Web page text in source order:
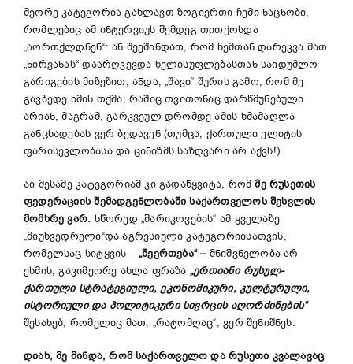
მეორე კატეგორია გახლავთ ზოგიერთი ჩემი ნაცნობი,
რომლებიც ამ ინტერვიუს შემდეგ თითქოსდა
„აორთქლდნენ“: ან შეეშინდათ, რომ ჩემთან დარეკვა მათ
„ნირვანას“ დაარღვევდა ხელისუფლებასთან საიდუმლო
გარიგების მიზეზით, ანდა, „შავი“ შურის გამო, რომ მე
გავბედე იმის თქმა, რაშიც თვითონაც დარწმუნებული
არიან, მაგრამ, გარკვეულ დრომდე ამის ხმამაღლა
განცხადებას ვერ ბედავენ (თუმცა, ქართული ელიტის
ფარისევლობასა და ცინიზმს საზღვარი არ აქვს!).
აი მესამე კატეგორიამ კი გადაწყვიტა, რომმე რუსეთის
ფედერაციის შემადგენლობაში საქართველოს შესვლის
მომხრე ვარ. სწორედ „შარიკოვების“ ამ ყველაზე
„მიუხვედრელი“და აგრესიული კატეგორიისათვის,
რომელსაც სიტყვის –„შეერთება“ –მნიშვნელობა არ
ესმის, გავიმეორე ახლა ფრაზა „ერთიანი რუსულ-
ქართული სტრატეგიული, ეკონომიკური, კულტურული,
ისტორიული და პოლიტიკური სივრცის აღორძინების“
შესახებ, რომელიც მათ, „რატომღაც“, ვერ შენიშნეს.
დიახ, მე მინდა, რომ საქართველო და რუსეთი კვალავაც